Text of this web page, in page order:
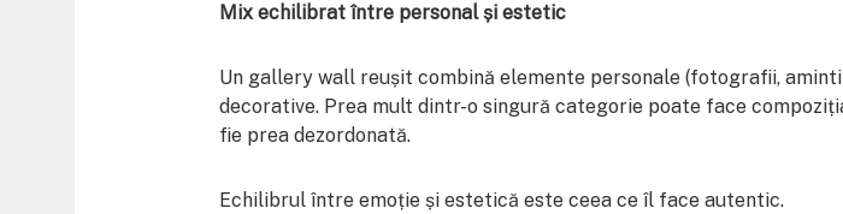
Mix echilibrat între personal și estetic
Un gallery wall reușit combină elemente personale (fotografii,
decorative. Prea mult dintr-o singură categorie poate face
fie prea dezordonată.
Echilibrul între emoție și estetică este ceea ce îl face autentic.